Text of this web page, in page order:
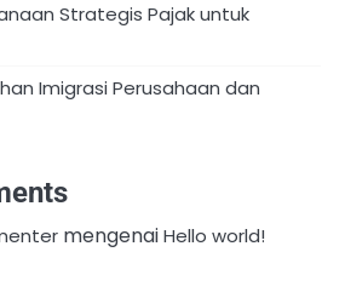
Strategis Pajak untuk
Imigrasi Perusahaan dan
mengenaiHello world!